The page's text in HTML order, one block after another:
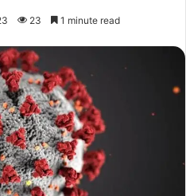
23 1 minute read